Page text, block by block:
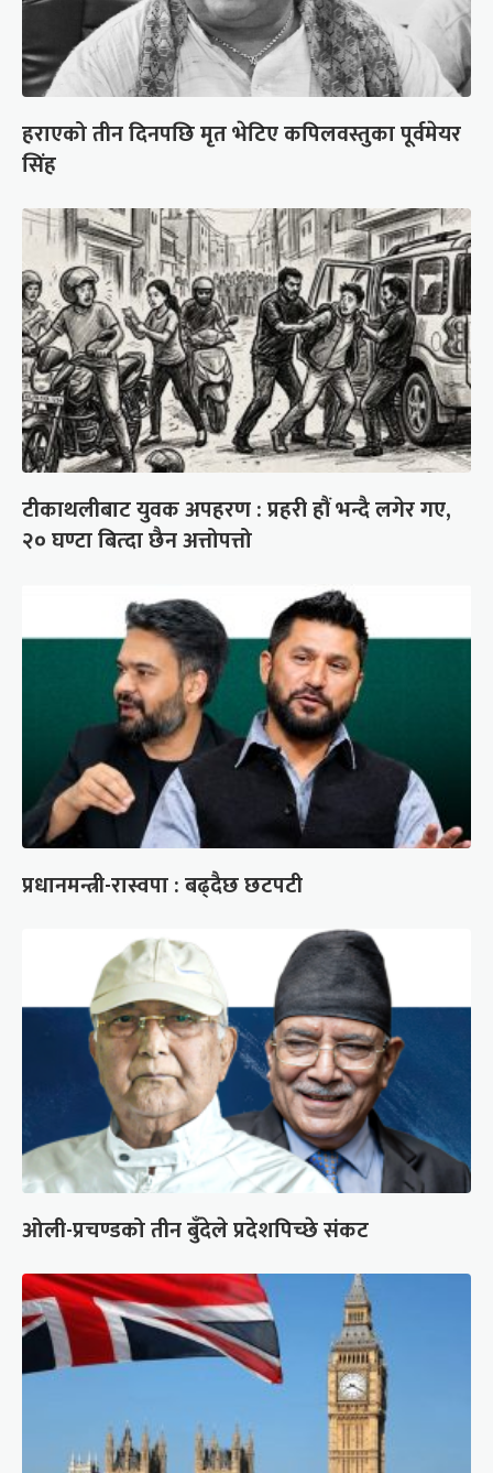
हराएको तीन दिनपछि मृत भेटिए कपिलवस्तुका पूर्वमेयर
सिंह
टीकाथलीबाट युवक अपहरण : प्रहरी हौं भन्दै लगेर गए,
२० घण्टा बित्दा छैन अत्तोपत्तो
प्रधानमन्त्री-रास्वपा : बढ्दैछ छटपटी
ओली-प्रचण्डको तीन बुँदेले प्रदेशपिच्छे संकट